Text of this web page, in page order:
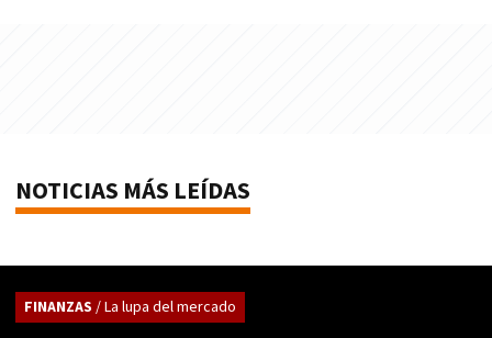
NOTICIAS MÁS LEÍDAS
FINANZAS / La lupa del mercado